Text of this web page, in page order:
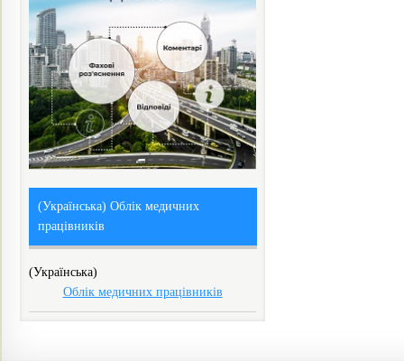
(Українська) Облік медичних
працівників
(Українська)
Облік медичних працівників